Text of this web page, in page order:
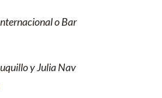
o Bar
y Julia Nav